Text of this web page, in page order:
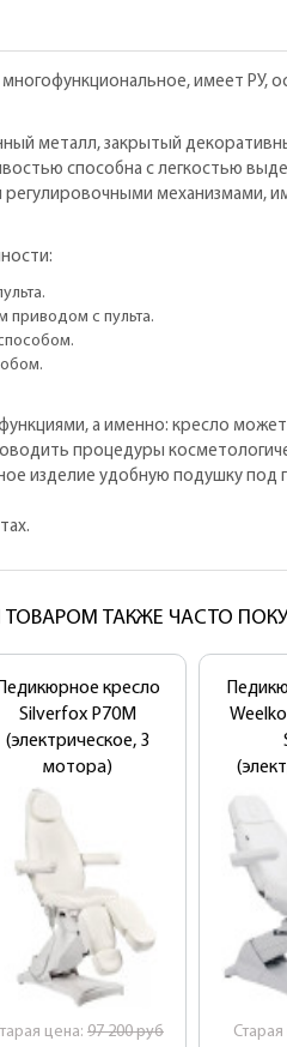
имеет РУ,
металл, закрытый
способна с легкостью
механизмами,
приводом с пульта.
а именно: кресло
процедуры
изделие удобную подушку под
ТОВАРОМ ТАКЖЕ ЧАСТО
Педикюрное кресло
Silverfox Р70M
(электрическое, 3
мотора)
цена: 97 200руб